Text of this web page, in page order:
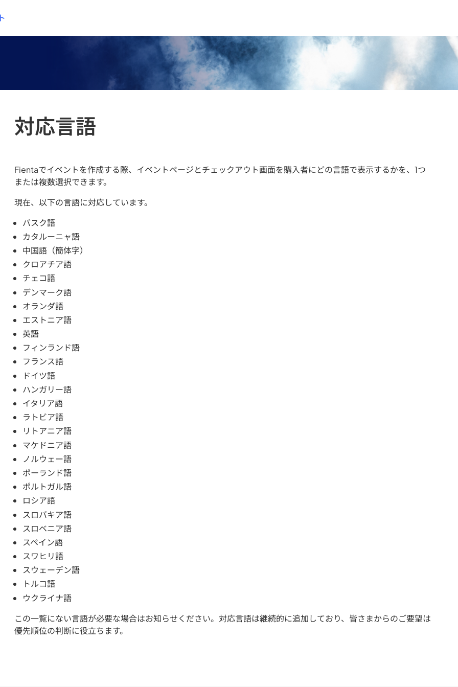
対応言語
Fientaでイベントを作成する際、イベントページとチェックアウト画面を購入者にどの言語で表示するかを、1つ
または複数選択できます。
現在、以下の言語に対応しています。
バスク語
カタルーニャ語
中国語（簡体字）
クロアチア語
チェコ語
デンマーク語
オランダ語
エストニア語
英語
フィンランド語
フランス語
ドイツ語
ハンガリー語
イタリア語
ラトビア語
リトアニア語
マケドニア語
ノルウェー語
ポーランド語
ポルトガル語
ロシア語
スロバキア語
スロベニア語
スペイン語
スワヒリ語
スウェーデン語
トルコ語
ウクライナ語
この一覧にない言語が必要な場合はお知らせください。対応言語は継続的に追加しており、皆さまからのご要望は
優先順位の判断に役立ちます。